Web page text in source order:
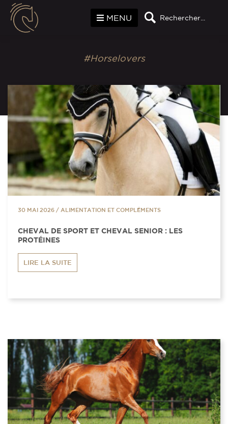
Rechercher...
MENU
#Horselovers
30 MAI 2026 / ALIMENTATION ET COMPLÉMENTS
CHEVAL DE SPORT ET CHEVAL SENIOR : LES
PROTÉINES
LIRE LA SUITE
Panneau de gestion des cookies